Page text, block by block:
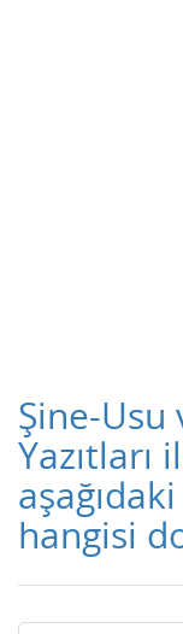
Şine-Usu
Yazıtları
hangisi